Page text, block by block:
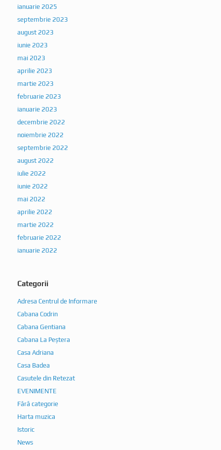
ianuarie 2025
septembrie 2023
august 2023
iunie 2023
mai 2023
aprilie 2023
martie 2023
februarie 2023
ianuarie 2023
decembrie 2022
noiembrie 2022
septembrie 2022
august 2022
iulie 2022
iunie 2022
mai 2022
aprilie 2022
martie 2022
februarie 2022
ianuarie 2022
Categorii
Adresa Centrul de Informare
Cabana Codrin
Cabana Gentiana
Cabana La Peștera
Casa Adriana
Casa Badea
Casutele din Retezat
EVENIMENTE
Fără categorie
Harta muzica
Istoric
News